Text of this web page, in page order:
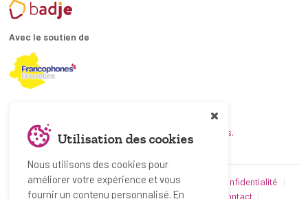
Avec le soutien de
et les coordinations ATL bruxelloises.
© Bruxelles Temps Libre 2019-2026
Politique de confidentialité
Conditions d’utilisation
Utilisation des cookies Contact
Utilisation des cookies
Nous utilisons des cookies pour
améliorer votre expérience et vous
fournir un contenu personnalisé. En